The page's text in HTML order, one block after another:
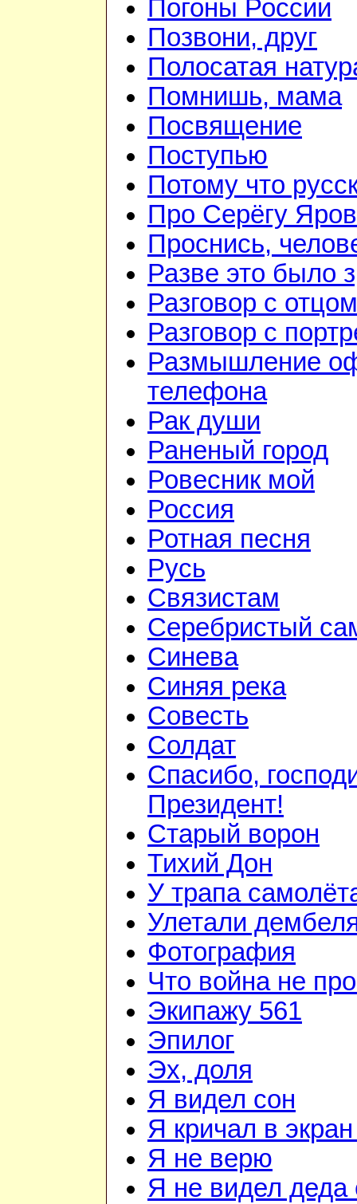
Погоны России
Позвони, друг
Полосатая
Помнишь, мама
Посвящение
Поступью
Потому что
Про Серёгу
Проснись,
Разве это было
Разговор с отцом
Разговор с
Размышление
телефона
Рак души
Раненый город
Ровесник мой
Россия
Ротная песня
Русь
Связистам
Серебристый
Синева
Синяя река
Совесть
Солдат
Спасибо,
Президент!
Старый ворон
Тихий Дон
У трапа
Улетали
Фотография
Что война не
Экипажу 561
Эпилог
Эх, доля
Я видел сон
Я кричал в
Я не верю
Я не видел деда